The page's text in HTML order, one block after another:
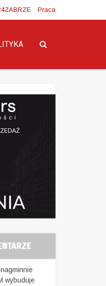
Praca
wybuduje